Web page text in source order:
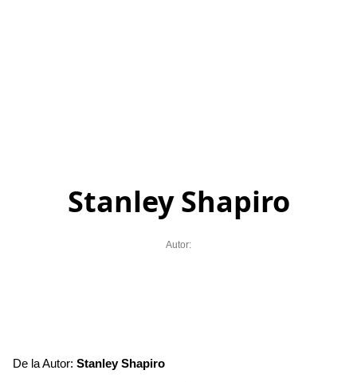
Stanley Shapiro
Autor:
De la Autor: Stanley Shapiro